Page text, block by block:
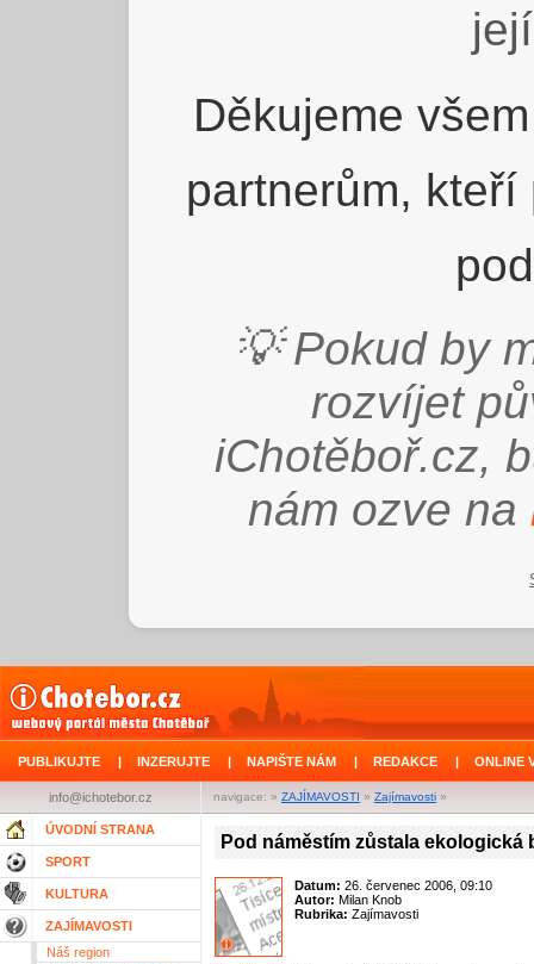
Děkujeme
partnerům,
💡 Pokud by
rozvíjet
iChotěboř.cz,
nám ozve na
PUBLIKUJTE | INZERUJTE | NAPIŠTE NÁM | REDAKCE | ONLINE
navigace: » ZAJÍMAVOSTI » Zajímavosti »
info@ichotebor.cz
ÚVODNÍ STRANA
SPORT
KULTURA
ZAJÍMAVOSTI
Náš region
Pod náměstím zůstala ekologická
Datum: 26. červenec 2006, 09:10
Autor: Milan Knob
Rubrika: Zajímavosti